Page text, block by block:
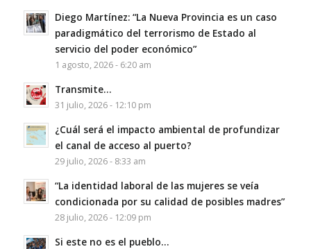
Diego Martínez: “La Nueva Provincia es un caso
paradigmático del terrorismo de Estado al
servicio del poder económico”
1 agosto, 2026 - 6:20 am
Transmite…
31 julio, 2026 - 12:10 pm
¿Cuál será el impacto ambiental de profundizar
el canal de acceso al puerto?
29 julio, 2026 - 8:33 am
“La identidad laboral de las mujeres se veía
condicionada por su calidad de posibles madres”
28 julio, 2026 - 12:09 pm
Si este no es el pueblo…